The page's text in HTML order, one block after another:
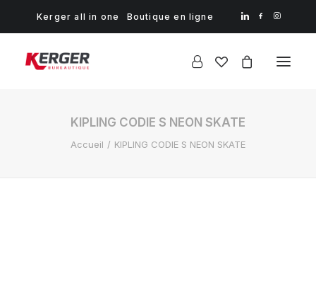
Kerger all in one Boutique en ligne
KIPLING CODIE S NEON SKATE
Accueil KIPLING CODIE S NEON SKATE